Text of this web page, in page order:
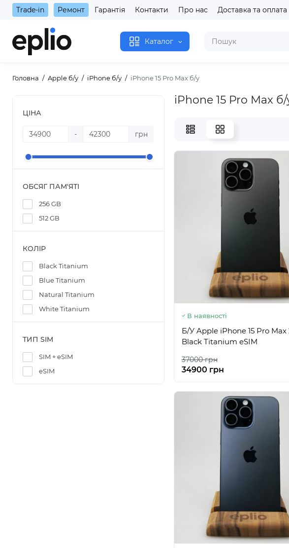
Trade-in Ремонт Гарантія Контакти Про нас Доставка та оплата
Каталог
Головна Apple б/у iPhone б/у iPhone 15 Pro Max б/у
ЦІНА
- грн
ОБСЯГ ПАМ'ЯТІ
256 GB
512 GB
КОЛІР
Black Titanium
Blue Titanium
Natural Titanium
White Titanium
ТИП SIM
SIM + eSIM
eSIM
iPhone 15 Pro Max б/
В наявності
Б/У Apple iPhone 15 Pro Max
Black Titanium eSIM
37000 грн
34900 грн